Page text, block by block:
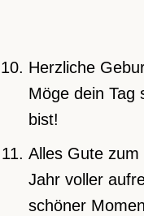
Herzliche
Möge dein Tag
bist!
Alles Gute
Jahr voller
schöner